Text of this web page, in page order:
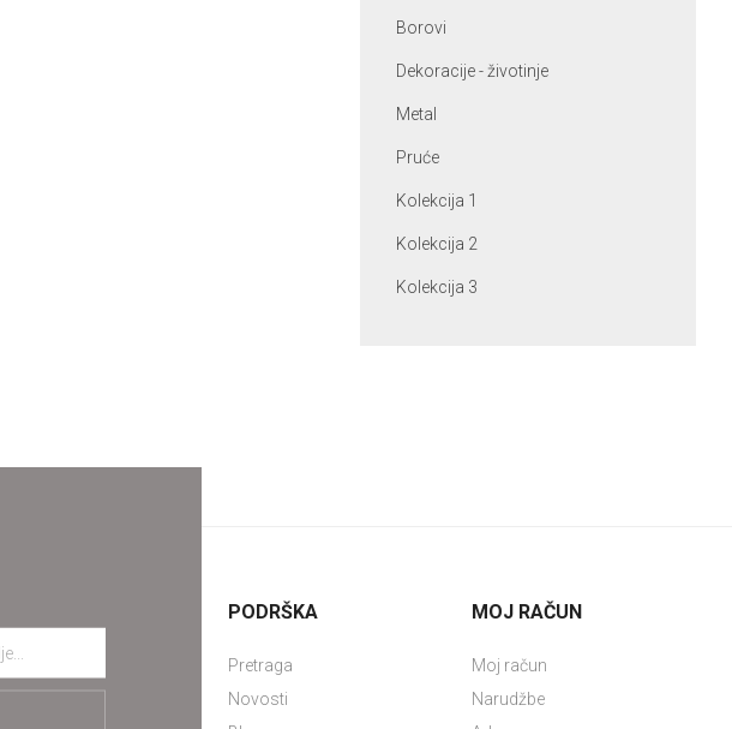
Borovi
Dekoracije - životinje
Metal
Pruće
Kolekcija 1
Kolekcija 2
Kolekcija 3
PODRŠKA
Pretraga
Novosti
MOJ RAČUN
Moj račun
Narudžbe